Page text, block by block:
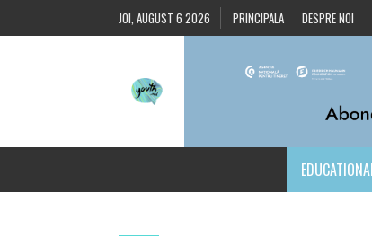
JOI, AUGUST 6 2026 PRINCIPALA DESPRE NOI